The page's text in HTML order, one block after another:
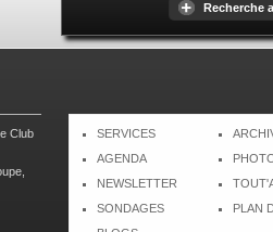
Recherche
Club
SERVICES
AGENDA
NEWSLETTER
SONDAGES
PLAN